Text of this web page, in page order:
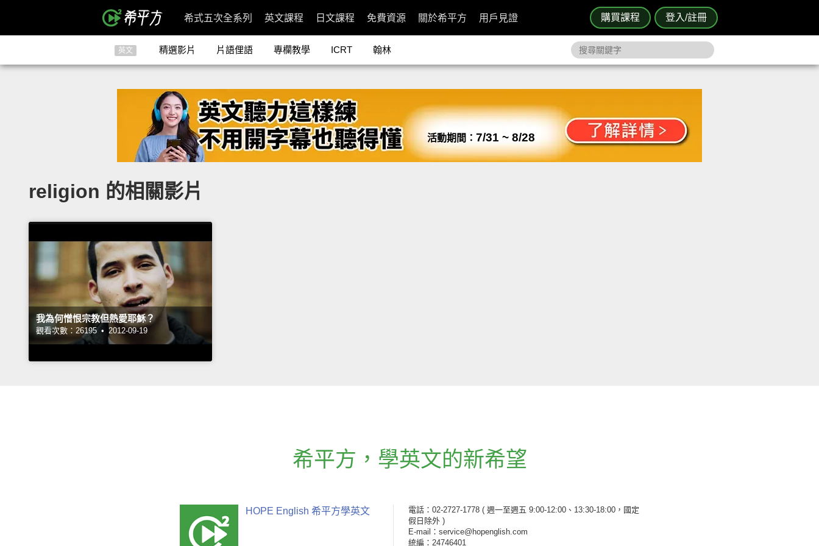
購買課程 登入/註冊
希式五次全系列 英文課程 日文課程 免費資源 關於希平方 用戶見證
英文 精選影片 片語俚語 專欄教學 ICRT 翰林
活動期間： 7/31 ~ 8/28
religion 的相關影片
我為何憎恨宗教但熱愛耶穌？
觀看次數：26195 • 2012-09-19
希平方 ， 學英文的新希望
HOPE English 希平方學英文 電話：02-2727-1778 ( 週一至週五 9:00-12:00、13:30-18:00，國定
假日除外 )
E-mail：service@hopenglish.com
統編：24746401